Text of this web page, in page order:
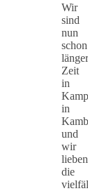
Wir
sind
nun
schon
Zeit
in
in
und
wir
lieben
die